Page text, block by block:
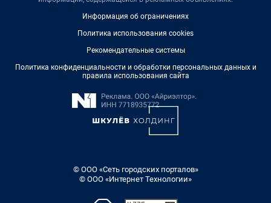
Информация об ограничениях
Политика использования cookies
Рекомендательные системы
Политика конфиденциальности и обработки персональных данных и
правила использования сайта
© ООО «Сеть городских порталов»
© ООО «Интернет Технологии»